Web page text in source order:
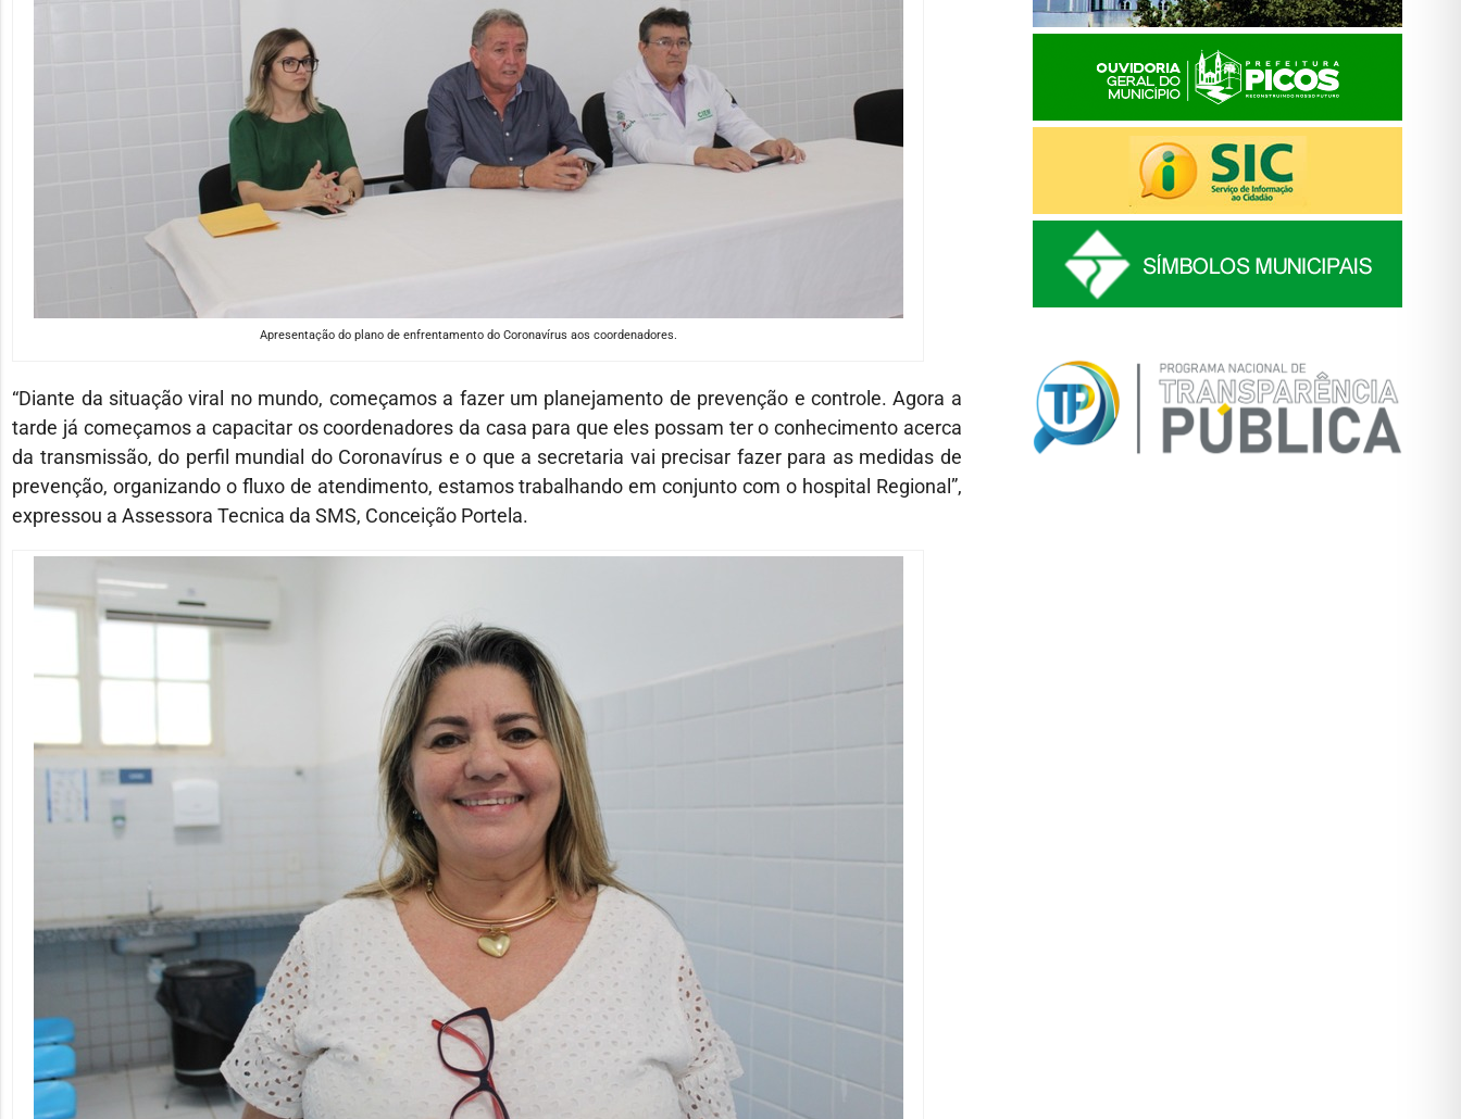
Apresentação do plano de enfrentamento do Coronavírus aos coordenadores.
“Diante da situação viral no mundo, começamos a fazer um planejamento de prevenção e controle. Agora a
tarde já começamos a capacitar os coordenadores da casa para que eles possam ter o conhecimento acerca
da transmissão, do perfil mundial do Coronavírus e o que a secretaria vai precisar fazer para as medidas de
prevenção, organizando o fluxo de atendimento, estamos trabalhando em conjunto com o hospital Regional”,
expressou a Assessora Tecnica da SMS, Conceição Portela.